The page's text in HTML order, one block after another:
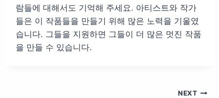
람들에 대해서도 기억해 주세요. 아티스트와 작가
들은 이 작품들을 만들기 위해 많은 노력을 기울였
습니다. 그들을 지원하면 그들이 더 많은 멋진 작품
을 만들 수 있습니다.
NEXT